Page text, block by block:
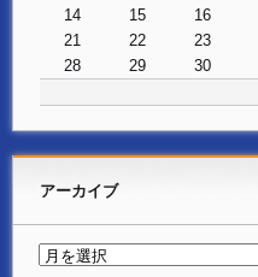
14
15 16
21
22 23
28
29 30
アーカイブ